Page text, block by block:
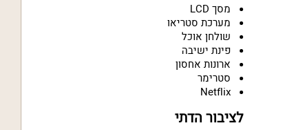
מסך LCD
מערכת סטריאו
שולחן אוכל
פינת ישיבה
ארונות אחסון
סטרימר
Netflix
לציבור הדתי